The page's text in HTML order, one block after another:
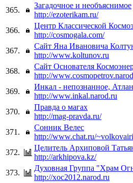
365.
Загадочное и необъяснимое
http://ezoterikam.ru/
366.
Центр Классической
http://cosmogala.com/
367.
Сайт Яна Ивановича
http://www.koltunov.ru
368.
Сайт Основателя
http://
369.
Инкал - непознанное,
http://www.inkal.narod.ru
370.
Правда о магах
http://mag-pravda.ru/
371.
Сонник Велес
http://www.chat.ru/
372.
Целитель Архиповой
http://arkhipova.kz/
373.
Духовная Группа "Храм
http://xoc2012.narod.ru